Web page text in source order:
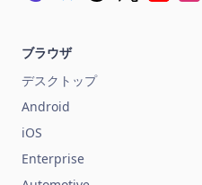
ブラウザ
デスクトップ
Android
iOS
Enterprise